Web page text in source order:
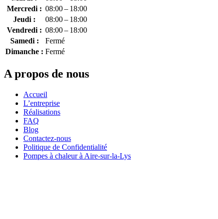
Mercredi : 08:00 – 18:00
Jeudi :
08:00 – 18:00
Vendredi : 08:00 – 18:00
Samedi :
Fermé
Dimanche : Fermé
A propos de nous
Accueil
L’entreprise
Réalisations
FAQ
Blog
Contactez-nous
Politique de Confidentialité
Pompes à chaleur à Aire-sur-la-Lys